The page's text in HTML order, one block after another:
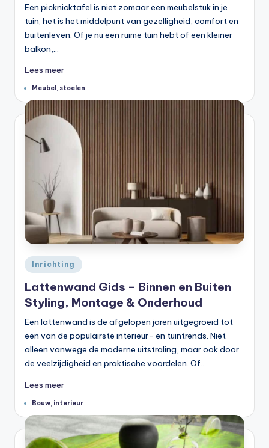
Een picknicktafel is niet zomaar een meubelstuk in je
tuin; het is het middelpunt van gezelligheid, comfort en
buitenleven. Of je nu een ruime tuin hebt of een kleiner
balkon,…
Lees meer
Tags:Meubel , stoelen
Geplaatst
in
Inrichting
Lattenwand Gids – Binnen en Buiten
Styling, Montage & Onderhoud
Een lattenwand is de afgelopen jaren uitgegroeid tot
een van de populairste interieur- en tuintrends. Niet
alleen vanwege de moderne uitstraling, maar ook door
de veelzijdigheid en praktische voordelen. Of…
Lees meer
Tags:Bouw interieur